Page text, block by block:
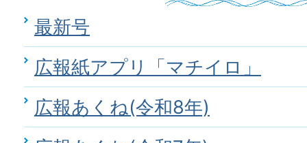
最新号
広報紙アプリ「マチイロ」
広報あくね(令和8年)